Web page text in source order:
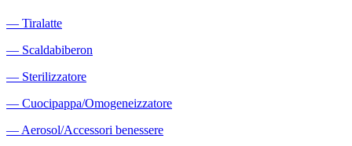
― Tiralatte
― Scaldabiberon
― Sterilizzatore
― Cuocipappa/Omogeneizzatore
― Aerosol/Accessori benessere